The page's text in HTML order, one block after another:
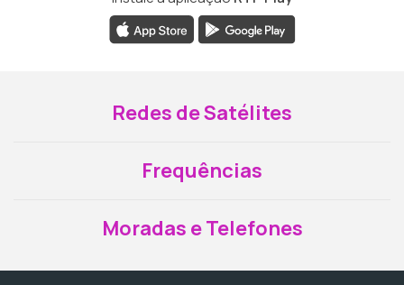
Redes de Satélites
Frequências
Moradas e Telefones